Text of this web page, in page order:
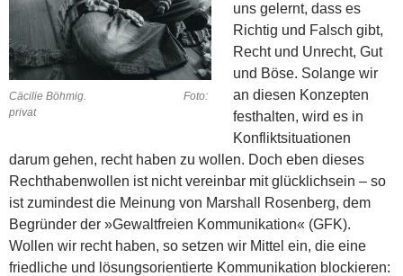
Cäcilie Böhmig. Foto:
privat
uns gelernt, dass es
Richtig und Falsch gibt,
Recht und Unrecht, Gut
und Böse. Solange wir
an diesen Konzepten
festhalten, wird es in
Konfliktsituationen
darum gehen, recht haben zu wollen. Doch eben dieses
Rechthabenwollen ist nicht vereinbar mit glücklichsein – so
ist zumindest die Meinung von Marshall Rosenberg, dem
Begründer der »Gewaltfreien Kommunikation« (GFK).
Wollen wir recht haben, so setzen wir Mittel ein, die eine
friedliche und lösungsorientierte Kommunikation blockieren: